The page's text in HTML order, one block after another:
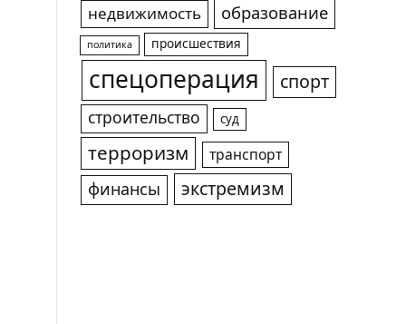
недвижимость
образование
политика происшествия
спецоперация спорт
строительство суд
терроризм транспорт
финансы экстремизм